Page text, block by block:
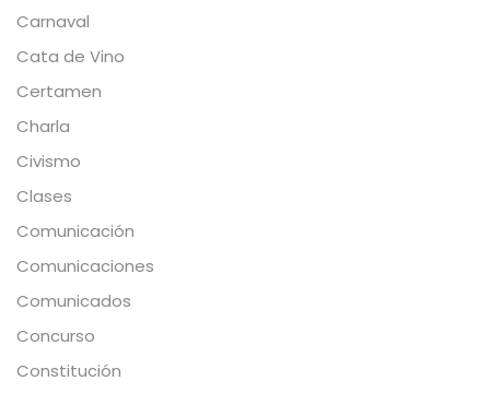
Carnaval
Cata de Vino
Certamen
Charla
Civismo
Clases
Comunicación
Comunicaciones
Comunicados
Concurso
Constitución